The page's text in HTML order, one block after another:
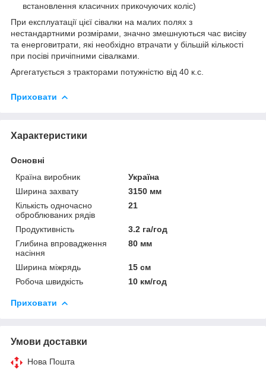
встановлення класичних прикочуючих коліс)
При експлуатації цієї сівалки на малих полях з
нестандартними розмірами, значно змешнуються час висіву
та енерговитрати, які необхідно втрачати у більшій кількості
при посіві причіпними сівалками.
Аргегатується з тракторами потужністю від 40 к.с.
Приховати
Характеристики
Основні
Країна виробник
Україна
Ширина захвату
3150 мм
Кількість одночасно
оброблюваних рядів
21
Продуктивність
3.2 га/год
Глибина впровадження
насіння
80 мм
Ширина міжрядь
15 см
Робоча швидкість
10 км/год
Приховати
Умови доставки
Нова Пошта